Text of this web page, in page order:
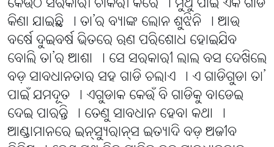
କେଉଁଠି ସରକାରୀ ଚାକିରୀ କରେ । ମୁଥୁ ପାଇଁ ଏକ ଗାଡି
କିଣା ଯାଇଛି । ତା’ର ବ୍ୟାଙ୍କ ଲୋନ ଶୁଝିନି । ଆଉ
ବର୍ଷେ ଦୁଇବର୍ଷ ଭିତରେ ଋଣ ପରିଶୋଧ ହୋଇଯିବ
ବୋଲି ତା’ର ଆଶା । ସେ ସରକାରୀ ଲାଲ ବସ ଦେଖିଲେ
ବଡ଼ ସାବଧାନତାର ସହ ଗାଡି ଚଲାଏ । ଏ ଗାଡିଗୁଡା ତା’
ପାଇଁ ଯମଦୂତ । ଏଗୁଡାକ କେଉଁ ବି ଗାଡିକୁ ବାଡେଇ
ଦେଇ ପାରନ୍ତି । ତେଣୁ ସାବଧାନ ହେବା କଥା ।
ଆଣ୍ଡାମାନରେ ଇନ୍ସ୍ୟୁରାନ୍ସ ଇତ୍ୟାଦି ବଡ଼ ଅଜୀବ